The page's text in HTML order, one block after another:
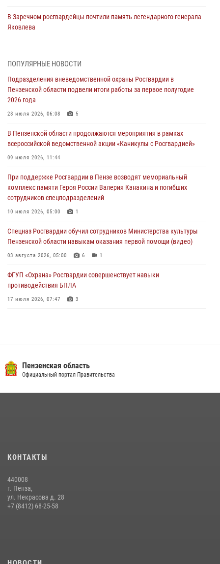
В Заречном росгвардейцы почтили память легендарного генерала
Яковлева
Сотрудники пензенского ОМОН «Страж» познакомили участников
05 августа 2026, 06:15
В Пензе сотрудники Росгвардии оказали помощь
дезориентированному пенсионеру
В Пензе при силовой поддержке Росгвардии пресечена
деятельность ОПГ, маскировавшейся под реабилитационный центр
04 августа 2026, 07:05 4
В Управлении Росгвардии по Пензенской области подвели итоги
работы за первое полугодие 2026 года
ПОПУЛЯРНЫЕ НОВОСТИ
Подразделения вневедомственной охраны Росгвардии в
Пензенской области подвели итоги работы за первое полугодие
2026 года
28 июля 2026, 06:08 5
В Пензенской области продолжаются мероприятия в рамках
всероссийской ведомственной акции «Каникулы с Росгвардией»
09 июля 2026, 11:44
При поддержке Росгвардии в Пензе возводят мемориальный
комплекс памяти Героя России Валерия Канакина и погибших
сотрудников спецподразделений
10 июля 2026, 05:00 1
Спецназ Росгвардии обучил сотрудников Министерства культуры
Пензенской области навыкам оказания первой помощи (видео)
03 августа 2026, 05:00 6 1
ФГУП «Охрана» Росгвардии совершенствует навыки
противодействия БПЛА
17 июля 2026, 07:47 3
Пензенский спецназ Росгвардии готовит студентов к окружному
этапу «Зарницы 2.0» (видео)
сборов «Гвардеец» с вооружением и техникой Росгвардии
Начальник Управления Росгвардии по Пензенской области Павел
Пучков посетил 55-й Всероссийский Лермонтовский праздник
Пензенская область
Официальный портал Правительства
КОНТАКТЫ
440008
г. Пенза,
ул. Некрасова д. 28
+7 (8412) 68-25-58